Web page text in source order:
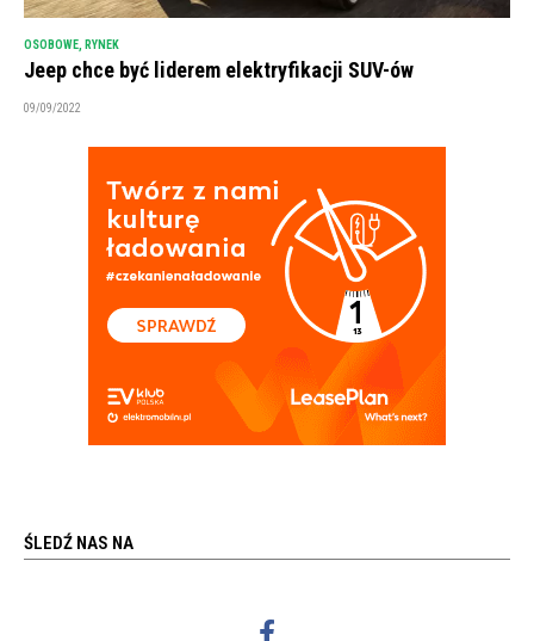
OSOBOWE RYNEK
Jeep chce być liderem elektryfikacji SUV-ów
09/09/2022
ŚLEDŹ NAS NA